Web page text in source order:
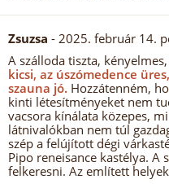
Zsuzsa - 2025. február 14.
A szálloda tiszta,
kicsi, az úszómedence
szauna jó. Hozzátenném,
kinti létesítményeket nem
vacsora kínálata közepes,
látnivalókban nem túl
szép a felújított dégi
Pipo reneisance kastélya.
felkeresni. Az említett